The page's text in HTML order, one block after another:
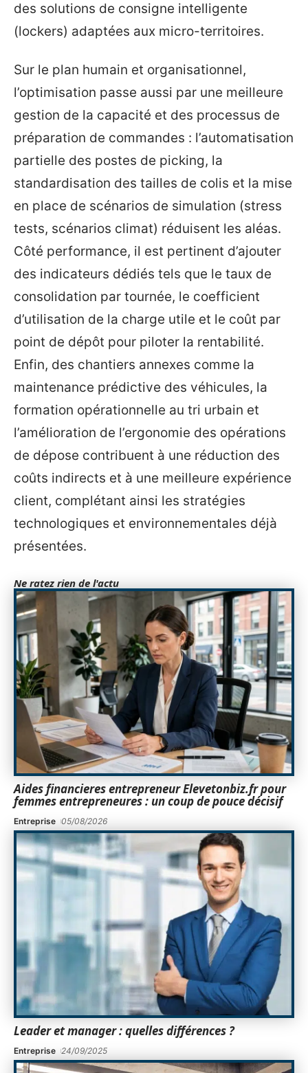
des solutions de consigne intelligente
(lockers) adaptées aux micro-territoires.
Sur le plan humain et organisationnel,
l’optimisation passe aussi par une meilleure
gestion de la capacité et des processus de
préparation de commandes : l’automatisation
partielle des postes de picking, la
standardisation des tailles de colis et la mise
en place de scénarios de simulation (stress
tests, scénarios climat) réduisent les aléas.
Côté performance, il est pertinent d’ajouter
des indicateurs dédiés tels que le taux de
consolidation par tournée, le coefficient
d’utilisation de la charge utile et le coût par
point de dépôt pour piloter la rentabilité.
Enfin, des chantiers annexes comme la
maintenance prédictive des véhicules, la
formation opérationnelle au tri urbain et
l’amélioration de l’ergonomie des opérations
de dépose contribuent à une réduction des
coûts indirects et à une meilleure expérience
client, complétant ainsi les stratégies
technologiques et environnementales déjà
présentées.
Ne ratez rien de l'actu
Aides financieres entrepreneur Elevetonbiz.fr pour
femmes entrepreneures : un coup de pouce décisif
Entreprise 05/08/2026
Leader et manager : quelles différences ?
Entreprise 24/09/2025